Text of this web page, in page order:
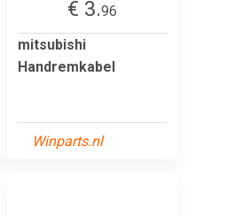
€ 3.96
mitsubishi
Handremkabel
Winparts.nl